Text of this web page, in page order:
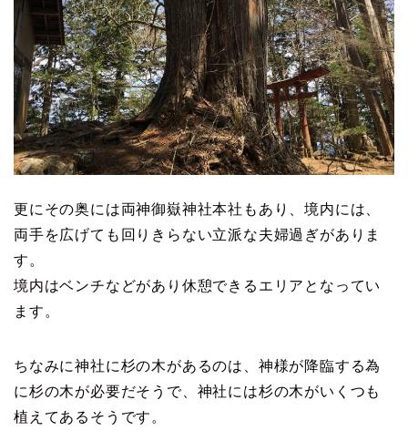
更にその奥には両神御嶽神社本社もあり、境内には、
両手を広げても回りきらない立派な夫婦過ぎがありま
す。
境内はベンチなどがあり休憩できるエリアとなってい
ます。
ちなみに神社に杉の木があるのは、神様が降臨する為
に杉の木が必要だそうで、神社には杉の木がいくつも
植えてあるそうです。